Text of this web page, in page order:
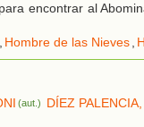
encontrar al
, Hombre de las Nieves,
(aut.) DÍEZ